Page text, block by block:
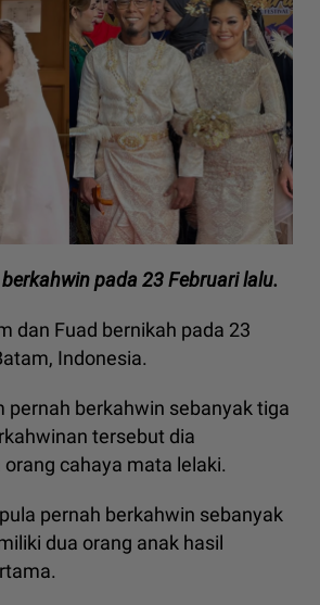
pada 23 Februari lalu.
dan Fuad bernikah pada 23
Indonesia.
pernah berkahwin sebanyak tiga
tersebut dia
cahaya mata lelaki.
pernah berkahwin sebanyak
dua orang anak hasil